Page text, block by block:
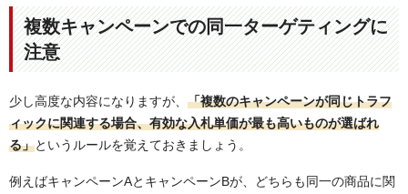
複数キャンペーンでの同一ターゲティングに
注意
少し高度な内容になりますが、 「複数のキャンペーンが同じトラフ
ィックに関連する場合、有効な入札単価が最も高いものが選ばれ
る」というルールを覚えておきましょう。
例えばキャンペーンAとキャンペーンBが、どちらも同一の商品に関